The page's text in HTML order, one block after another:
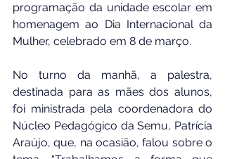
programação da unidade escolar em
homenagem ao Dia Internacional da
Mulher, celebrado em 8 de março.
No turno da manhã, a palestra,
destinada para as mães dos alunos,
foi ministrada pela coordenadora do
Núcleo Pedagógico da Semu, Patrícia
Araújo, que, na ocasião, falou sobre o